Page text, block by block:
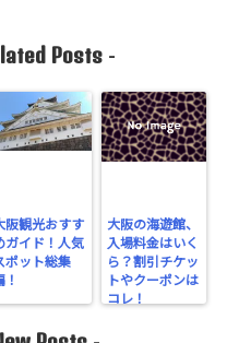
Posts-
阪観光おすす
ガイド！人気
ポット総集
！
大阪の海遊館、
入場料金はいく
ら？割引チケッ
トやクーポンは
コレ！